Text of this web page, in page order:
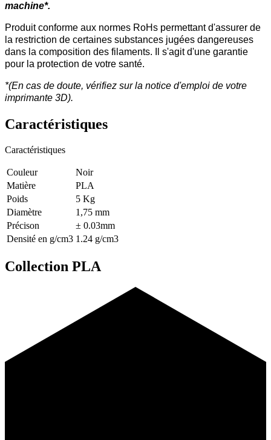
machine*.
Produit conforme aux normes RoHs permettant d'assurer de
la restriction de certaines substances jugées dangereuses
dans la composition des filaments. Il s'agit d'une garantie
pour la protection de votre santé.
*(En cas de doute, vérifiez sur la notice d'emploi de votre
imprimante 3D).
Caractéristiques
Caractéristiques
Couleur
Noir
Matière
PLA
Poids
5 Kg
Diamètre
1,75 mm
Précison
± 0.03mm
Densité en g/cm3 1.24 g/cm3
Collection PLA